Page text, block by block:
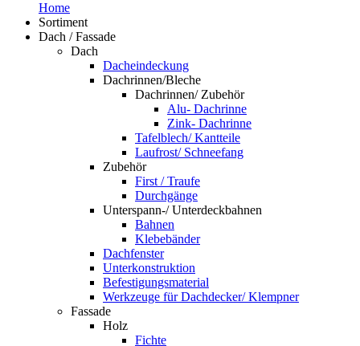
Home
Sortiment
Dach / Fassade
Dach
Dacheindeckung
Dachrinnen/Bleche
Dachrinnen/ Zubehör
Alu- Dachrinne
Zink- Dachrinne
Tafelblech/ Kantteile
Laufrost/ Schneefang
Zubehör
First / Traufe
Durchgänge
Unterspann-/ Unterdeckbahnen
Bahnen
Klebebänder
Dachfenster
Unterkonstruktion
Befestigungsmaterial
Werkzeuge für Dachdecker/ Klempner
Fassade
Holz
Fichte